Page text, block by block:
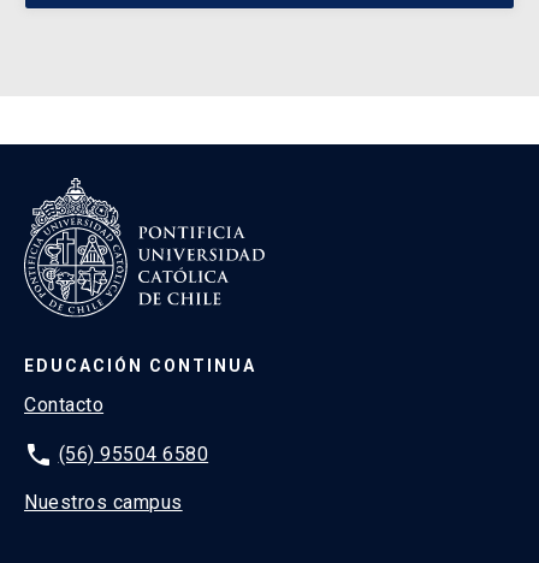
EDUCACIÓN CONTINUA
Contacto
phone (56) 95504 6580
Nuestros campus